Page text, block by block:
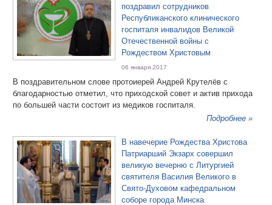
поздравил сотрудников
Республиканского клинического
госпиталя инвалидов Великой
Отечественной войны с
Рождеством Христовым
06 января 2017
В поздравительном слове протоиерей Андрей Крутелёв с
благодарностью отметил, что приходской совет и актив прихода
по большей части состоит из медиков госпиталя.
Подробнее »
В навечерие Рождества Христова
Патриарший Экзарх совершил
великую вечерню с Литургией
святителя Василия Великого в
Свято-Духовом кафедральном
соборе города Минска